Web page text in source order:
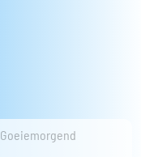
Goeiemorgend